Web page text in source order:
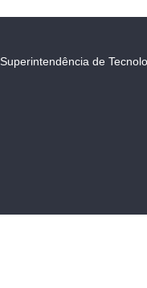
Superintendência de